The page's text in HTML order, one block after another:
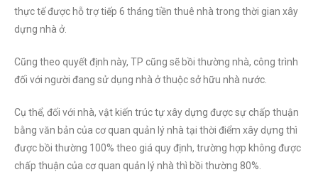
thực tế được hỗ trợ tiếp 6 tháng tiền thuê nhà trong thời gian xây
dựng nhà ở.
Cũng theo quyết định này, TP cũng sẽ bồi thường nhà, công trình
đối với người đang sử dụng nhà ở thuộc sở hữu nhà nước.
Cụ thể, đối với nhà, vật kiến trúc tự xây dựng được sự chấp thuận
bằng văn bản của cơ quan quản lý nhà tại thời điểm xây dựng thì
được bồi thường 100% theo giá quy định, trường hợp không được
chấp thuận của cơ quan quản lý nhà thì bồi thường 80%.